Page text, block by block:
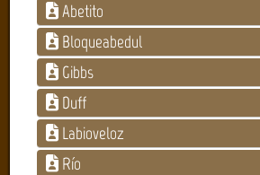
Abetito
Bloqueabedul
Gibbs
Duff
Labioveloz
Río